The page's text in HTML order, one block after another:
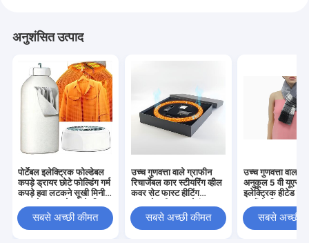
अनुशंसित उत्पाद
पोर्टेबल इलेक्ट्रिक फोल्डेबल
कपड़े ड्रायर छोटे फोल्डिंग गर्म
कपड़े हवा लटकने सूखी मिनी
सूखीसबसे अच्छी कीमत
उच्च गुणवत्ता वाले ग्राफीन
रिचार्जेबल कार स्टीयरिंग व्हील
कवर सेट फास्ट हीटिंग
रैपिड ओवरहीट प्रोटेक्शन
सबसे अच्छी कीमत
उच्च गुणवत्ता वाला
अनुकूल 5 वी यूएसबी
इलेक्ट्रिक हीटेड नेक
मल्टीफंक्शनल
सहायक उपकरण
सबसे अच्छी